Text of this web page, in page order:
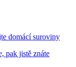
domácí suroviny
pak jistě znáte